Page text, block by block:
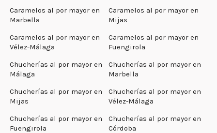
Caramelos al por mayor en
Marbella
Caramelos al por mayor en
Mijas
Caramelos al por mayor en
Vélez-Málaga
Caramelos al por mayor en
Fuengirola
Chucherías al por mayor en
Málaga
Chucherías al por mayor en
Marbella
Chucherías al por mayor en
Mijas
Chucherías al por mayor en
Vélez-Málaga
Chucherías al por mayor en
Fuengirola
Chucherías al por mayor en
Córdoba